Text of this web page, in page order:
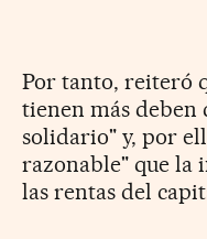
Por tanto, reiteró
tienen más deben
solidario" y, por
razonable" que la
las rentas del